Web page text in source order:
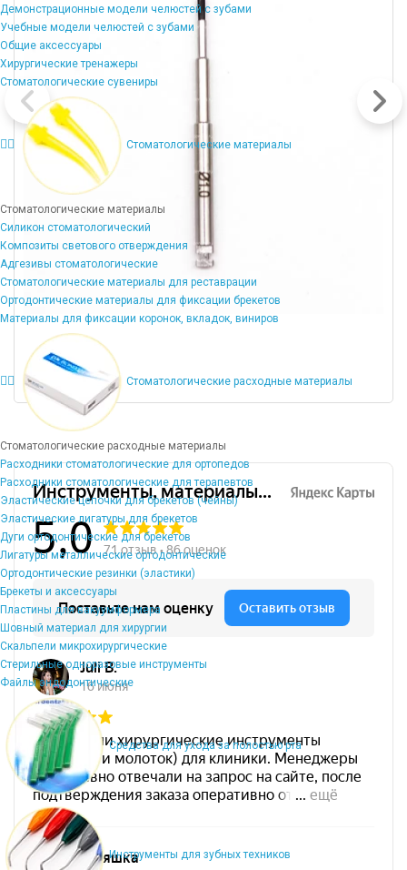
Демонстрационные модели челюстей с зубами
Учебные модели челюстей с зубами
Общие аксессуары
Хирургические тренажеры
Стоматологические сувениры
Стоматологические материалы
Стоматологические материалы
Силикон стоматологический
Композиты светового отверждения
Адгезивы стоматологические
Стоматологические материалы для реставрации
Ортодонтические материалы для фиксации брекетов
Материалы для фиксации коронок, вкладок, виниров
Стоматологические расходные материалы
Стоматологические расходные материалы
Расходники стоматологические для ортопедов
Расходники стоматологические для терапевтов
Эластические цепочки для брекетов (чейны)
Эластические лигатуры для брекетов
Дуги ортодонтические для брекетов
Лигатуры металлические ортодонтические
Ортодонтические резинки (эластики)
Брекеты и аксессуары
Пластины для вакуумформера
Шовный материал для хирургии
Скальпели микрохирургические
Стерильные одноразовые инструменты
Файлы эндодонтические
Средства для ухода за полостью рта
Инструменты для зубных техников